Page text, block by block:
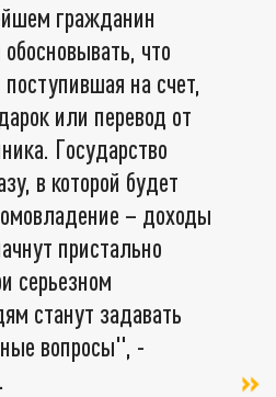
гражданин
что
на счет,
или перевод от
Государство
в которой будет
– доходы
пристально
серьезном
станут задавать
вопросы", -